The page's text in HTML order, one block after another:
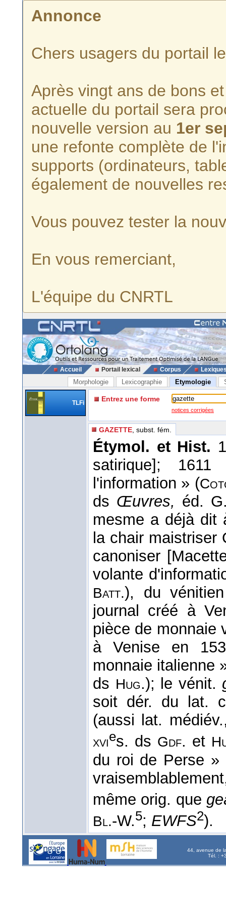
Annonce
Chers usagers du portail
Après vingt ans de bons
actuelle du portail sera
nouvelle version au 1er
une refonte complète de
supports (ordinateurs,
également de nouvelles
Vous pouvez tester la
En vous remerciant,
L'équipe du CNRTL
Accueil Portail lexical Corpus
Morphologie Lexicographie Etymologie
TLFi Entrez une forme
notices corrigées
GAZETTE , subst. fém.
Étymol. et Hist.
satirique];
l'information » (
ds Œuvres, éd.
mesme a déjà dit
la chair
canoniser
volante
Batt.), du
journal créé à
pièce de monnaie
à Venise en
monnaie italienne
ds Hug.); le vénit.
soit dér. du lat.
(aussi lat.
xvies. ds Gdf. et
du roi de Perse »
même orig. que
Bl.-W.5; EWFS2).
44, avenue de
Tél. :